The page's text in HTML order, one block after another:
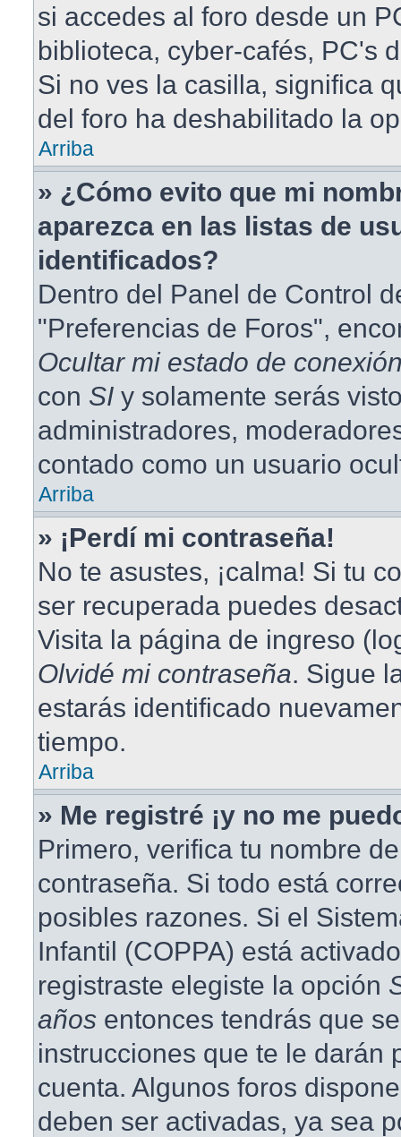
si accedes al foro desde un
biblioteca, cyber-cafés, PC's
Si no ves la casilla, significa
del foro ha deshabilitado la
Arriba
» ¿Cómo evito que mi
aparezca en las listas de
identificados?
Dentro del Panel de Control
"Preferencias de Foros",
Ocultar mi estado de
con SI y solamente serás
administradores,
contado como un usuario
Arriba
» ¡Perdí mi contraseña!
No te asustes, ¡calma! Si tu
ser recuperada puedes
Visita la página de ingreso
Olvidé mi contraseña. Sigue
estarás identificado
tiempo.
Arriba
» Me registré ¡y no me
Primero, verifica tu nombre
contraseña. Si todo está
posibles razones. Si el
Infantil (COPPA) está
registraste elegiste la opción
años entonces tendrás que
instrucciones que te le darán
cuenta. Algunos foros
deben ser activadas, ya sea